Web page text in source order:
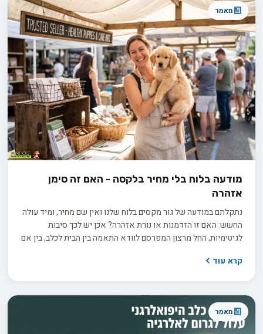
מאמר
מודעה בלוח בלי מחיר בלקסה - האם זה סימן
אזהרה
נתקלתם במודעה של גור מקסים בלוח שלנו ואין שם מחיר, ומיד עולה
החשש: האם זו הזדמנות או נורת אזהרה? אכן יש לכך סיבות
לגיטימיות, החל מרצון המפרסם לוודא התאמה בין הבית לכלב, בין אם
בפועל השאלה היא לא רק כמה זה עולה, אלא כמה שקיפות
קרא עוד
מאמר